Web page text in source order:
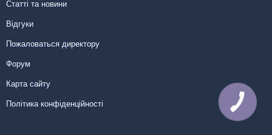
Статті та новини
Відгуки
Пожаловаться директору
Форум
Карта сайту
Політика конфіденційності
КНОПКА
ЗВ'ЯЗКУ